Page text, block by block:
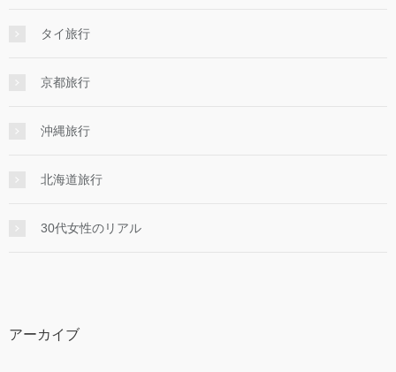
タイ旅行
京都旅行
沖縄旅行
北海道旅行
30代女性のリアル
アーカイブ